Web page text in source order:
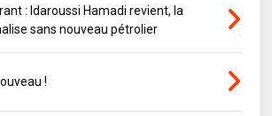
: Idaroussi Hamadi revient, la
sans nouveau pétrolier
!